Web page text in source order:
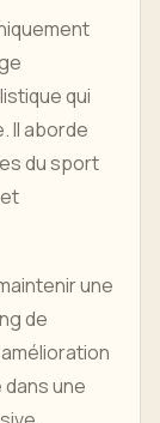
qui
Il aborde
du sport
une
de
une